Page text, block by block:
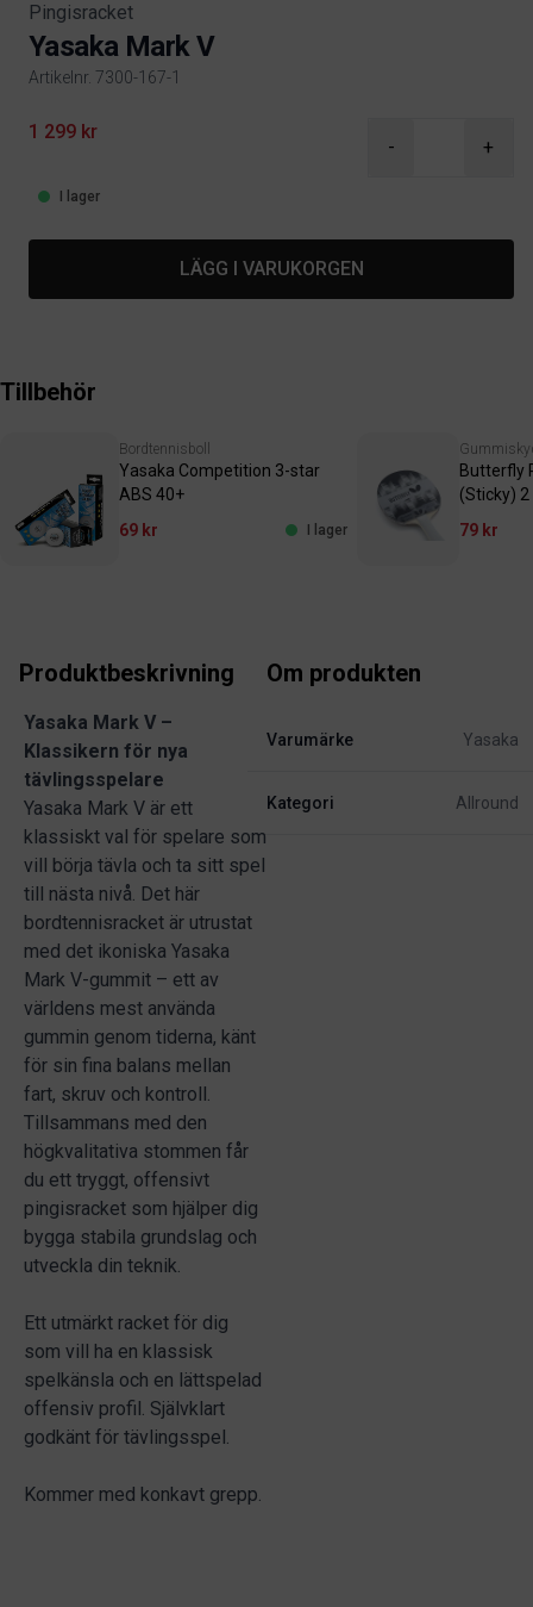
Pingisracket
Yasaka Mark V
Artikelnr. 7300-167-1
Product information
1 299 kr
- +
I lager
LÄGG I VARUKORGEN
Tillbehör
Bordtennisboll
Yasaka Competition 3-star
ABS 40+
69 kr
I lager
Butterfly
(Sticky) 2
79 kr
Produktbeskrivning
Yasaka Mark V –
Klassikern för nya
tävlingsspelare
Yasaka Mark V är ett
klassiskt val för spelare som
vill börja tävla och ta sitt spel
till nästa nivå. Det här
bordtennisracket är utrustat
med det ikoniska Yasaka
Mark V-gummit – ett av
världens mest använda
gummin genom tiderna, känt
för sin fina balans mellan
fart, skruv och kontroll.
Tillsammans med den
högkvalitativa stommen får
du ett tryggt, offensivt
pingisracket som hjälper dig
bygga stabila grundslag och
utveckla din teknik.
Ett utmärkt racket för dig
som vill ha en klassisk
spelkänsla och en lättspelad
offensiv profil. Självklart
godkänt för tävlingsspel.
Kommer med konkavt grepp.
Om produkten
Varumärke Yasaka
Kategori Allround